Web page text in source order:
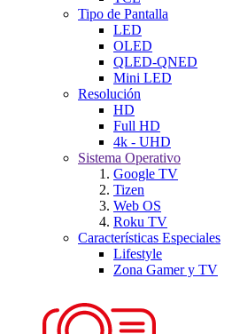
Tipo de Pantalla
LED
OLED
QLED-QNED
Mini LED
Resolución
HD
Full HD
4k - UHD
Sistema Operativo
Google TV
Tizen
Web OS
Roku TV
Características Especiales
Lifestyle
Zona Gamer y TV